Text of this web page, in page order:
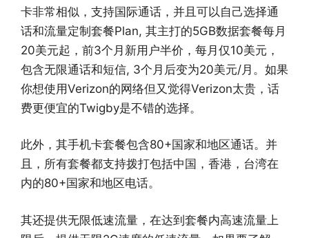
卡非常相似，支持国际通话，并且可以自己选择通
话和流量定制套餐Plan, 其主打的5GB数据套餐每月
20美元起，前3个月新用户半价，每月仅10美元，
包含无限通话和短信, 3个月后变为20美元/月。如果
你想使用Verizon的网络但又觉得Verizon太贵，话
费更便宜的Twigby是不错的选择。
此外，其手机卡套餐包含80+国家和地区通话。并
且，所有套餐都支持拨打包括中国，香港，台湾在
内的80+国家和地区电话。
其还提供无限低速流量，在达到套餐内高速流量上